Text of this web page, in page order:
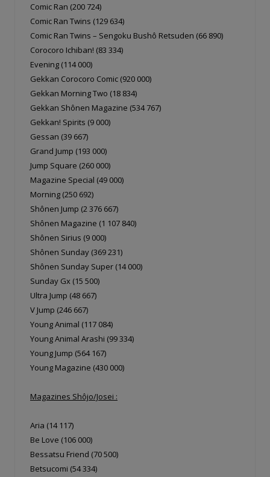
Comic Ran (200 724)
Comic Ran Twins (129 634)
Comic Ran Twins – Sengoku Bushô Retsuden (66 890)
Corocoro Ichiban! (83 334)
Evening (114 000)
Gekkan Corocoro Comic (920 000)
Gekkan Morning Two (18 834)
Gekkan Shônen Magazine (534 767)
Gekkan! Spirits (9 000)
Gessan (39 667)
Grand Jump (193 000)
Jump Square (260 000)
Magazine Special (49 000)
Morning (250 692)
Shônen Jump (2 376 667)
Shônen Magazine (1 107 840)
Shônen Sirius (9 000)
Shônen Sunday (369 231)
Shônen Sunday Super (14 000)
Sunday Gx (15 500)
Ultra Jump (48 667)
V Jump (246 667)
Young Animal (117 084)
Young Animal Arashi (99 334)
Young Jump (564 167)
Young Magazine (430 000)
Magazines Shôjo/Josei :
Aria (14 117)
Be Love (106 000)
Bessatsu Friend (70 500)
Betsucomi (54 334)